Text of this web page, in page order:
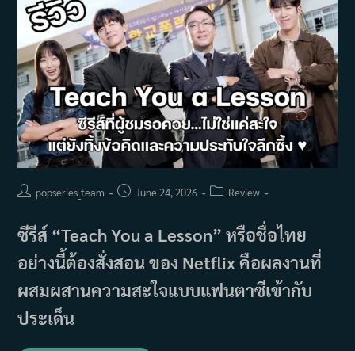
เครื่อง
Postpopseries_team
PostJune 24, 2026
PostReview
ซีรีส์ “Teach You a Lesson” หรือชื่อไทย
อย่างนี้ต้องสั่งสอน ของ Netflix คือผลงานที่
ผสมผสานความสะใจแบบแฟนตาซีเข้ากับ
ประเด็น